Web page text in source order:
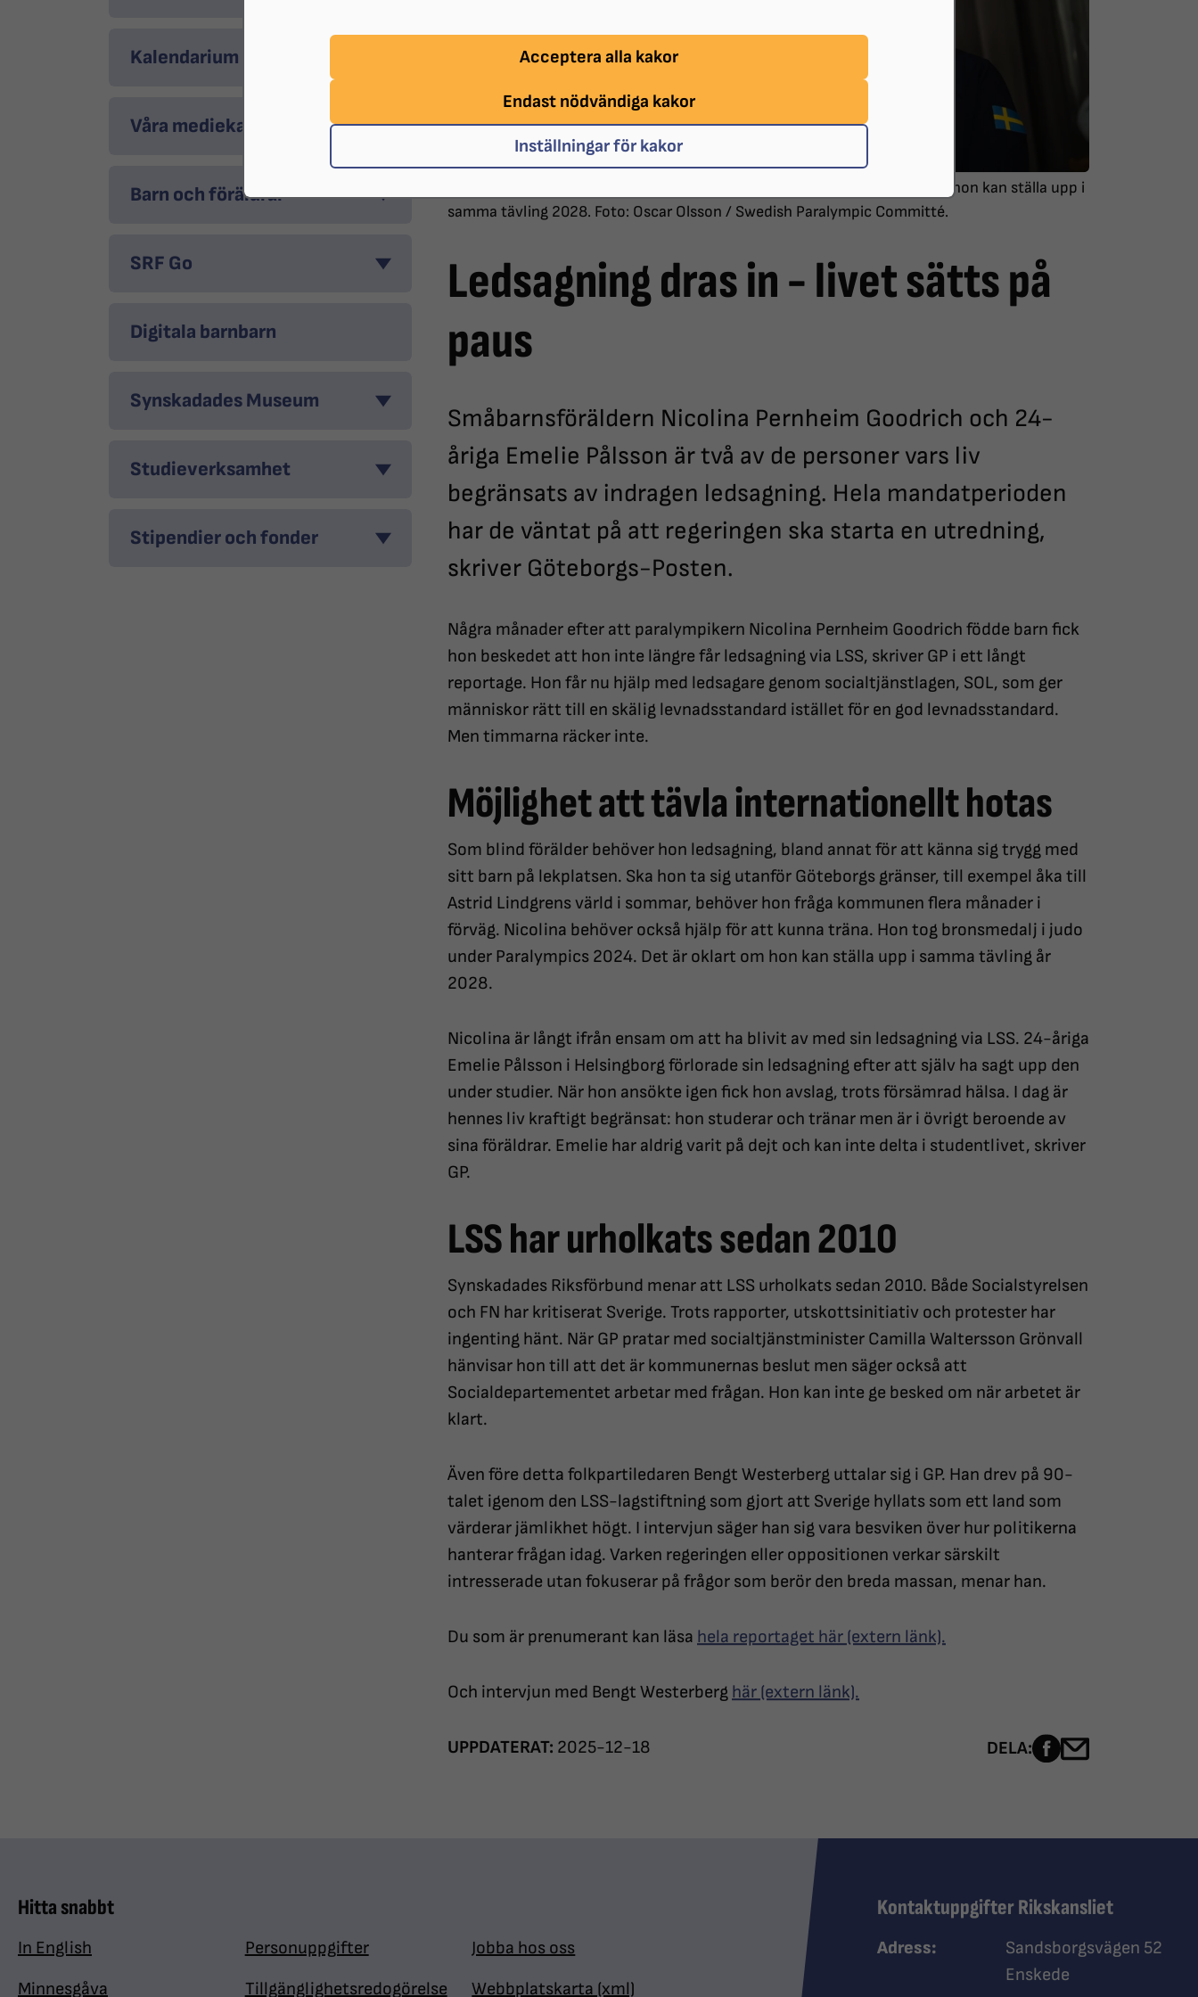
Acceptera alla kakor
Endast nödvändiga kakor
Inställningar för kakor
Kalendarium
Våra mediekanaler
Barn och föräldrar
SRF Go
Digitala barnbarn
Synskadades Museum
Studieverksamhet
Stipendier och fonder
Nicolina tog bronsmedalj i judo under Paralympics 2024. Det är oklart om hon kan ställa upp i
samma tävling 2028. Foto: Oscar Olsson / Swedish Paralympic Committé.
Ledsagning dras in - livet sätts på
paus
Småbarnsföräldern Nicolina Pernheim Goodrich och 24-
åriga Emelie Pålsson är två av de personer vars liv
begränsats av indragen ledsagning. Hela mandatperioden
har de väntat på att regeringen ska starta en utredning,
skriver Göteborgs-Posten.
Några månader efter att paralympikern Nicolina Pernheim Goodrich födde barn fick
hon beskedet att hon inte längre får ledsagning via LSS, skriver GP i ett långt
reportage. Hon får nu hjälp med ledsagare genom socialtjänstlagen, SOL, som ger
människor rätt till en skälig levnadsstandard istället för en god levnadsstandard.
Men timmarna räcker inte.
Möjlighet att tävla internationellt hotas
Som blind förälder behöver hon ledsagning, bland annat för att känna sig trygg med
sitt barn på lekplatsen. Ska hon ta sig utanför Göteborgs gränser, till exempel åka till
Astrid Lindgrens värld i sommar, behöver hon fråga kommunen flera månader i
förväg. Nicolina behöver också hjälp för att kunna träna. Hon tog bronsmedalj i judo
under Paralympics 2024. Det är oklart om hon kan ställa upp i samma tävling år
2028.
Nicolina är långt ifrån ensam om att ha blivit av med sin ledsagning via LSS. 24-åriga
Emelie Pålsson i Helsingborg förlorade sin ledsagning efter att själv ha sagt upp den
under studier. När hon ansökte igen fick hon avslag, trots försämrad hälsa. I dag är
hennes liv kraftigt begränsat: hon studerar och tränar men är i övrigt beroende av
sina föräldrar. Emelie har aldrig varit på dejt och kan inte delta i studentlivet, skriver
GP.
LSS har urholkats sedan 2010
Synskadades Riksförbund menar att LSS urholkats sedan 2010. Både Socialstyrelsen
och FN har kritiserat Sverige. Trots rapporter, utskottsinitiativ och protester har
ingenting hänt. När GP pratar med socialtjänstminister Camilla Waltersson Grönvall
hänvisar hon till att det är kommunernas beslut men säger också att
Socialdepartementet arbetar med frågan. Hon kan inte ge besked om när arbetet är
klart.
Även före detta folkpartiledaren Bengt Westerberg uttalar sig i GP. Han drev på 90-
talet igenom den LSS-lagstiftning som gjort att Sverige hyllats som ett land som
värderar jämlikhet högt. I intervjun säger han sig vara besviken över hur politikerna
hanterar frågan idag. Varken regeringen eller oppositionen verkar särskilt
intresserade utan fokuserar på frågor som berör den breda massan, menar han.
Du som är prenumerant kan läsa hela reportaget här (extern länk).
Och intervjun med Bengt Westerberg här (extern länk).
UPPDATERAT: 2025-12-18 DELA: Dela sidan på
Hitta snabbt
In English
Minnesgåva
Personuppgifter
Tillgänglighetsredogörelse
Jobba hos oss
Webbplatskarta (xml)
Kontaktuppgifter Rikskansliet
Adress:
Sandsborgsvägen 52
Enskede